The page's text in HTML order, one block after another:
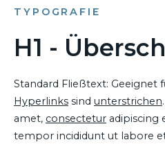
TYPOGRAFIE
H1 -
Standard Fließtext: Geeignet
Hyperlinks sind unterstrichen
amet, consectetur adipiscing
tempor incididunt ut labore